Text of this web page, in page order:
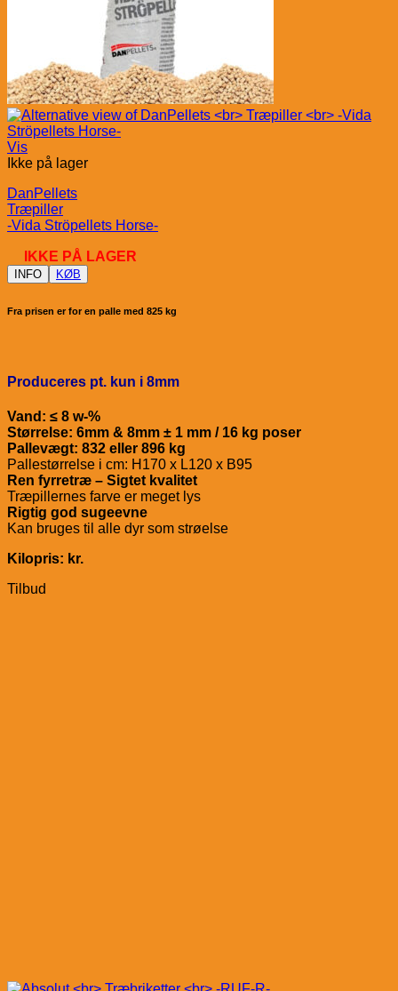
Vis
Ikke på lager
DanPellets
Træpiller
-Vida Ströpellets Horse-
IKKE PÅ LAGER
INFO KØB
Fra prisen er for en palle med 825 kg
Produceres pt. kun i 8mm
Vand: ≤ 8 w-%
Størrelse: 6mm & 8mm ± 1 mm / 16 kg poser
Pallevægt: 832 eller 896 kg
Pallestørrelse i cm: H170 x L120 x B95
Ren fyrretræ – Sigtet kvalitet
Træpillernes farve er meget lys
Rigtig god sugeevne
Kan bruges til alle dyr som strøelse
Kilopris: kr.
Tilbud